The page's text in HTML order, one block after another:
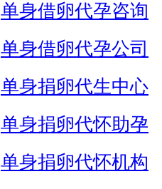
单身借卵代孕咨询
单身借卵代孕公司
单身捐卵代生中心
单身捐卵代怀助孕
单身捐卵代怀机构